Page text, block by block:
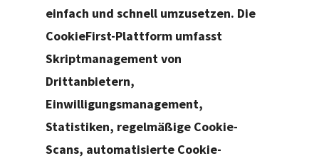
einfach und schnell umzusetzen. Die
CookieFirst-Plattform umfasst
Skriptmanagement von
Drittanbietern,
Einwilligungsmanagement,
Statistiken, regelmäßige Cookie-
Scans, automatisierte Cookie-